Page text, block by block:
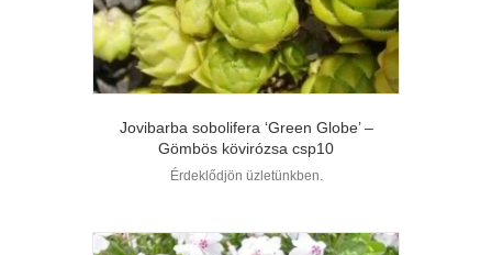
Jovibarba sobolifera ‘Green Globe’ –
Gömbös kövirózsa csp10
Érdeklődjön üzletünkben.